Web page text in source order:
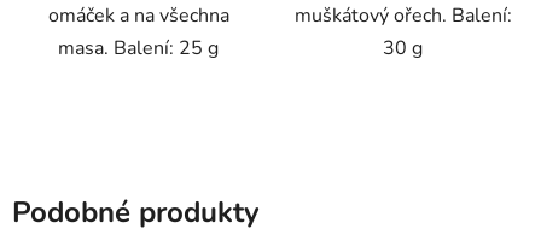
omáček a na všechna
masa. Balení: 25 g
muškátový ořech. Balení:
30 g
Podobné produkty